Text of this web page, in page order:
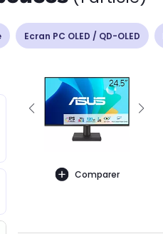
Ecran PC OLED / QD-OLED
Comparer